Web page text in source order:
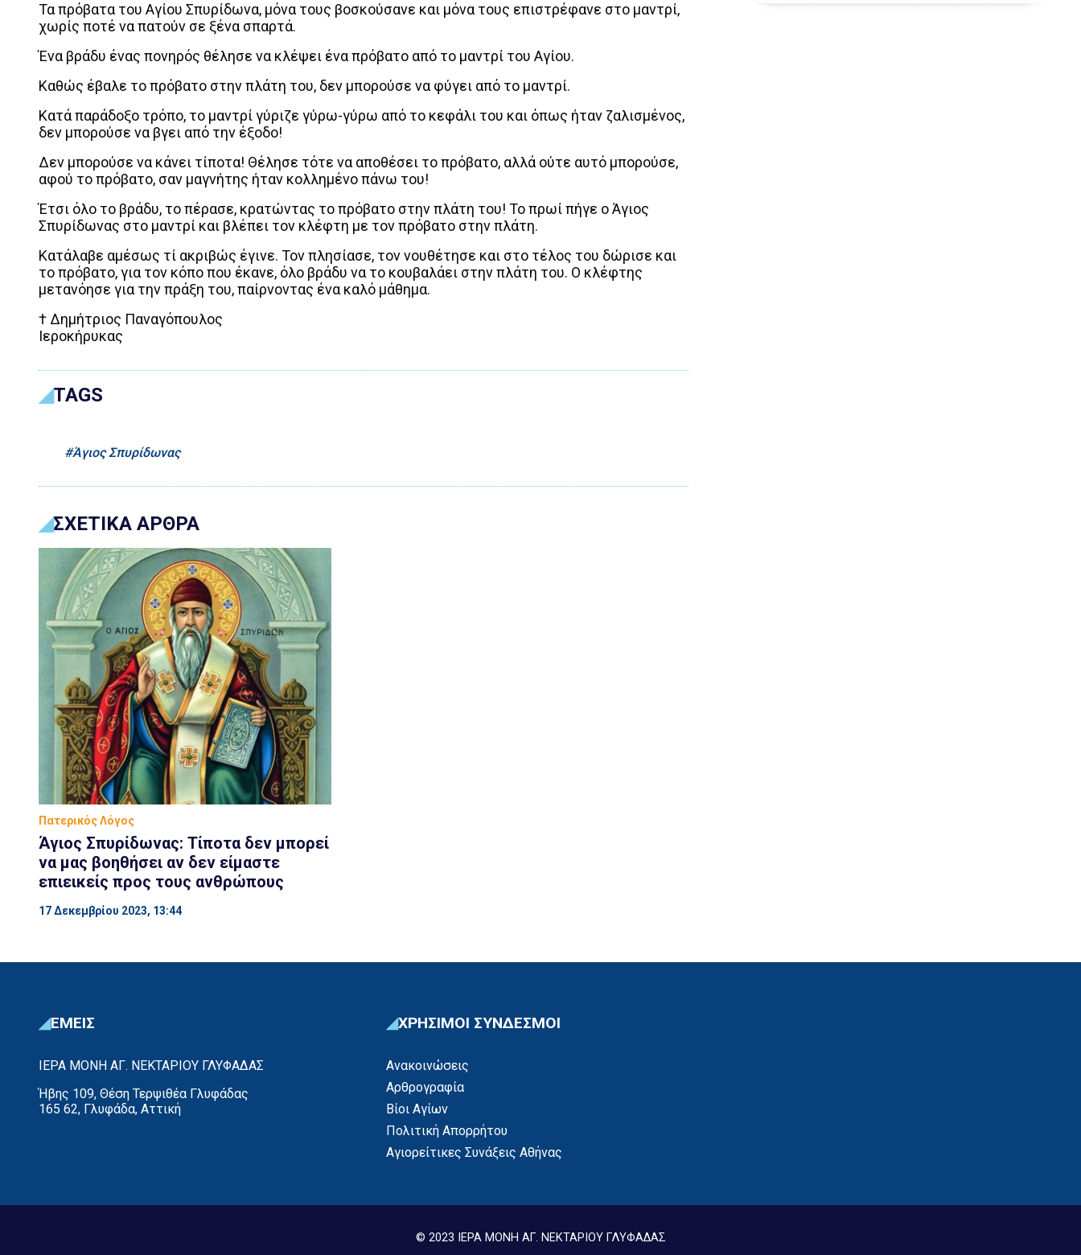
Τα πρόβατα του Αγίου Σπυρίδωνα, μόνα τους βοσκούσανε και μόνα τους επιστρέφανε στο μαντρί,
χωρίς ποτέ να πατούν σε ξένα σπαρτά.
Ένα βράδυ ένας πονηρός θέλησε να κλέψει ένα πρόβατο από το μαντρί του Αγίου.
Καθώς έβαλε το πρόβατο στην πλάτη του, δεν μπορούσε να φύγει από το μαντρί.
Κατά παράδοξο τρόπο, το μαντρί γύριζε γύρω-γύρω από το κεφάλι του και όπως ήταν ζαλισμένος,
δεν μπορούσε να βγει από την έξοδο!
Δεν μπορούσε να κάνει τίποτα! Θέλησε τότε να αποθέσει το πρόβατο, αλλά ούτε αυτό μπορούσε,
αφού το πρόβατο, σαν μαγνήτης ήταν κολλημένο πάνω του!
Έτσι όλο το βράδυ, το πέρασε, κρατώντας το πρόβατο στην πλάτη του! Το πρωί πήγε ο Άγιος
Σπυρίδωνας στο μαντρί και βλέπει τον κλέφτη με τον πρόβατο στην πλάτη.
Κατάλαβε αμέσως τί ακριβώς έγινε. Τον πλησίασε, τον νουθέτησε και στο τέλος του δώρισε και
το πρόβατο, για τον κόπο που έκανε, όλο βράδυ να το κουβαλάει στην πλάτη του. Ο κλέφτης
μετανόησε για την πράξη του, παίρνοντας ένα καλό μάθημα.
† Δημήτριος Παναγόπουλος
Ιεροκήρυκας
TAGS
Άγιος Σπυρίδωνας
ΣΧΕΤΙΚΑ ΑΡΘΡΑ
Πατερικός Λόγος
Άγιος Σπυρίδωνας: Τίποτα δεν μπορεί
να μας βοηθήσει αν δεν είμαστε
επιεικείς προς τους ανθρώπους
17 Δεκεμβρίου 2023, 13:44
ΕΜΕΙΣ
ΙΕΡΑ ΜΟΝΗ ΑΓ. ΝΕΚΤΑΡΙΟΥ ΓΛΥΦΑΔΑΣ
Ήβης 109, Θέση Τερψιθέα Γλυφάδας
165 62, Γλυφάδα, Αττική
ΧΡΗΣΙΜΟΙ ΣΥΝΔΕΣΜΟΙ
Ανακοινώσεις
Αρθρογραφία
Βίοι Αγίων
Πολιτική Απορρήτου
Αγιορείτικες Συνάξεις Αθήνας
© 2023 ΙΕΡΑ ΜΟΝΗ ΑΓ. ΝΕΚΤΑΡΙΟΥ ΓΛΥΦΑΔΑΣ